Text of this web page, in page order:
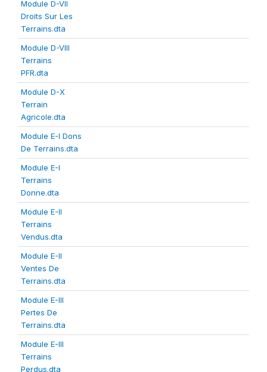
Module D-VII
Droits Sur Les
Terrains.dta
Module D-VIII
Terrains
PFR.dta
Module D-X
Terrain
Agricole.dta
Module E-I Dons
De Terrains.dta
Module E-I
Terrains
Donne.dta
Module E-II
Terrains
Vendus.dta
Module E-II
Ventes De
Terrains.dta
Module E-III
Pertes De
Terrains.dta
Module E-III
Terrains
Perdus.dta